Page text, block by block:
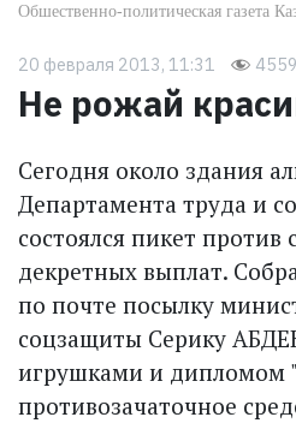
20 февраля 2013, 11:31 4559
Не рожай
Сегодня около здания
Департамента труда и
состоялся пикет против
декретных выплат.
по почте посылку
соцзащиты Серику
игрушками и дипломом
противозачаточное